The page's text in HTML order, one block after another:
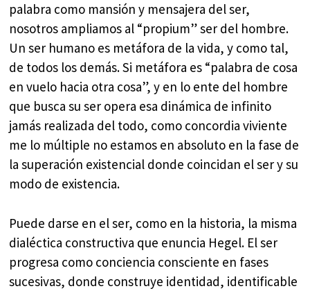
palabra como mansión y mensajera del ser,
nosotros ampliamos al “propium” ser del hombre.
Un ser humano es metáfora de la vida, y como tal,
de todos los demás. Si metáfora es “palabra de cosa
en vuelo hacia otra cosa”, y en lo ente del hombre
que busca su ser opera esa dinámica de infinito
jamás realizada del todo, como concordia viviente
me lo múltiple no estamos en absoluto en la fase de
la superación existencial donde coincidan el ser y su
modo de existencia.
Puede darse en el ser, como en la historia, la misma
dialéctica constructiva que enuncia Hegel. El ser
progresa como conciencia consciente en fases
sucesivas, donde construye identidad, identificable